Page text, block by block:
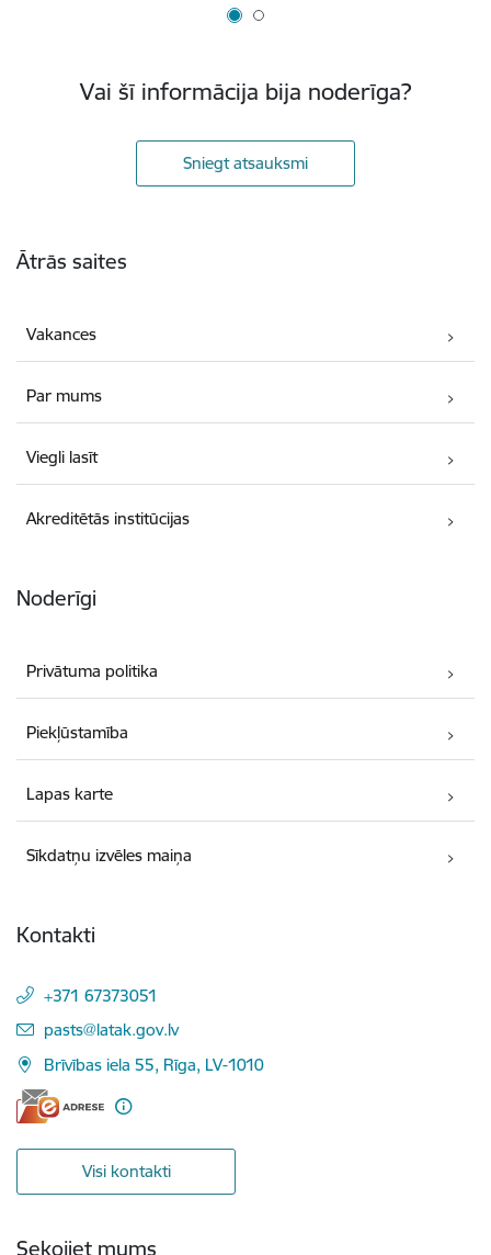
Vai šī informācija bija noderīga?
Sniegt atsauksmi
Ātrās saites
Vakances
Par mums
Viegli lasīt
Akreditētās institūcijas
Noderīgi
Privātuma politika
Piekļūstamība
Lapas karte
Sīkdatņu izvēles maiņa
Kontakti
+371 67373051
E-pasts:
pasts@latak.gov.lv
Brīvības iela 55, Rīga, LV-1010
Visi kontakti
Sekojiet mums